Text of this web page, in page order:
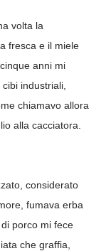
volta la
fresca e il miele
anni mi
industriali,
chiamavo allora
alla cacciatora.
considerato
fumava erba
porco mi fece
che graffia,